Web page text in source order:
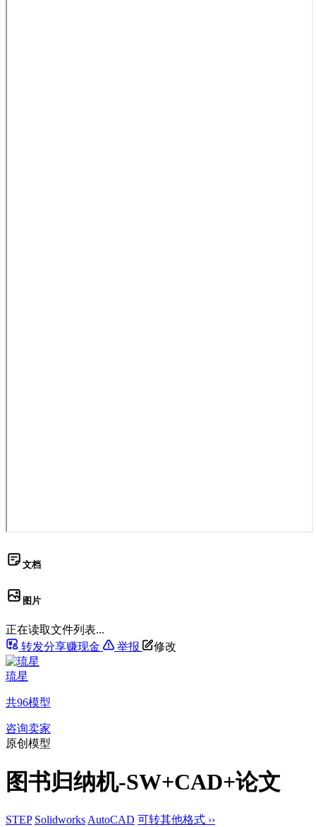
文档
图片
正在读取文件列表...
转发分享赚现金
举报 修改
琉星
共96模型
咨询卖家
原创模型
图书归纳机-SW+CAD+论文
STEP Solidworks AutoCAD 可转其他格式 ››